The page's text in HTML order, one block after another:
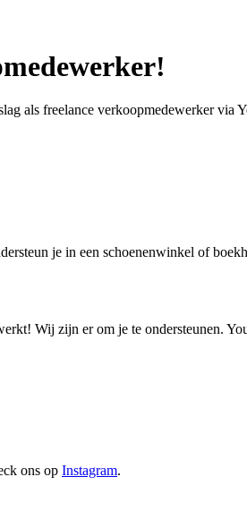
als freelance verkoopmedewerker via
je in een schoenenwinkel of
Wij zijn er om je te ondersteunen.
ons op Instagram.